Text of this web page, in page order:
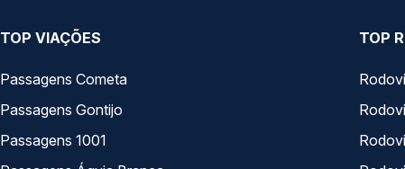
TOP VIAÇÕES
Passagens Cometa
Passagens Gontijo
Passagens 1001
TOP